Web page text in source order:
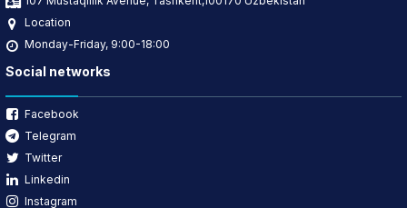
Location
Monday-Friday, 9:00-18:00
Social networks
Facebook
Telegram
Twitter
Linkedin
Instagram